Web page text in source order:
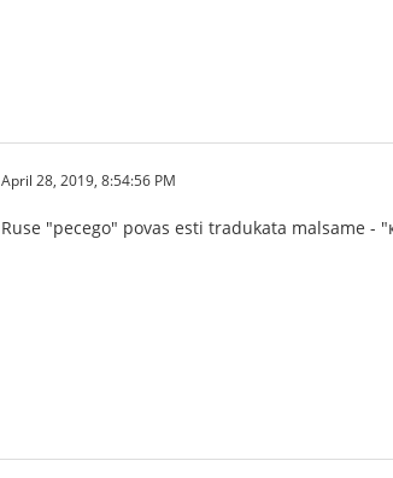
April 28, 2019, 8:54:56 PM
Ruse "pecego" povas esti tradukata malsame -